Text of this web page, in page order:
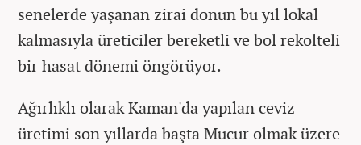
senelerde yaşanan zirai donun bu yıl lokal
kalmasıyla üreticiler bereketli ve bol rekolteli
bir hasat dönemi öngörüyor.
Ağırlıklı olarak Kaman'da yapılan ceviz
üretimi son yıllarda başta Mucur olmak üzere